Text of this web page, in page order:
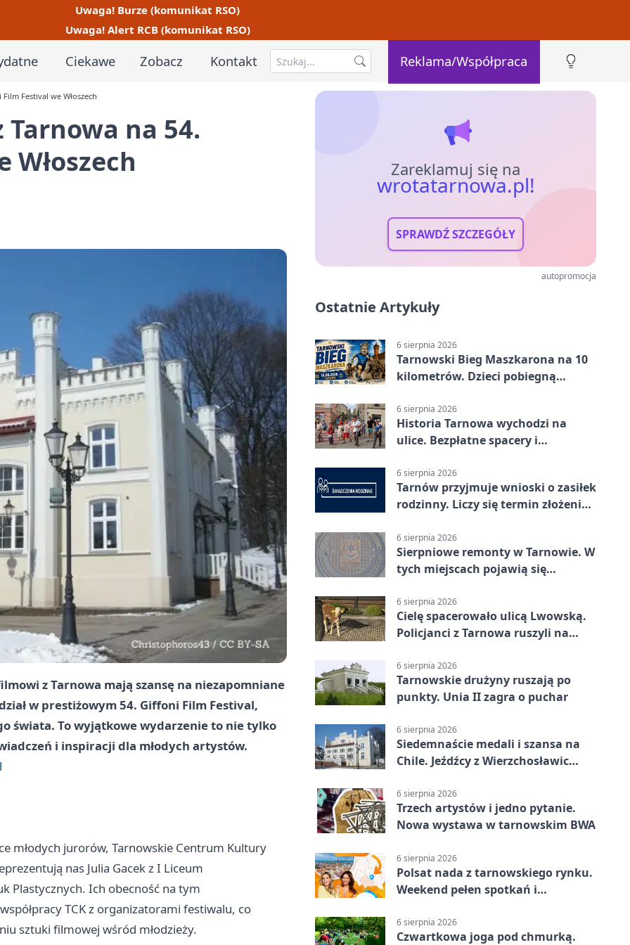
Uwaga! Burze (komunikat RSO)
Uwaga! Alert RCB (komunikat RSO)
Ciekawe Zobacz Kontakt Reklama/Współpraca
Festival we Włoszech
Tarnowa na 54.
z Tarnowa mają szansę na niezapomniane
w prestiżowym 54. Giffoni Film Festival,
świata. To wyjątkowe wydarzenie to nie tylko
i inspiracji dla młodych artystów.
młodych jurorów, Tarnowskie Centrum Kultury
nas Julia Gacek z I Liceum
Plastycznych. Ich obecność na tym
TCK z organizatorami festiwalu, co
sztuki filmowej wśród młodzieży.
Zareklamuj się na
wrotatarnowa.pl!
SPRAWDŹ SZCZEGÓŁY
autopromocja
Ostatnie Artykuły
6 sierpnia 2026
Tarnowski Bieg Maszkarona na 10
kilometrów. Dzieci pobiegną
6 sierpnia 2026
Historia Tarnowa wychodzi na
ulice. Bezpłatne spacery i
6 sierpnia 2026
Tarnów przyjmuje wnioski o zasiłek
rodzinny. Liczy się termin złożenia
6 sierpnia 2026
Sierpniowe remonty w Tarnowie. W
tych miejscach pojawią się
6 sierpnia 2026
Cielę spacerowało ulicą Lwowską.
Policjanci z Tarnowa ruszyli na
6 sierpnia 2026
Tarnowskie drużyny ruszają po
punkty. Unia II zagra o puchar
6 sierpnia 2026
Siedemnaście medali i szansa na
Chile. Jeźdźcy z Wierzchosławic
6 sierpnia 2026
Trzech artystów i jedno pytanie.
Nowa wystawa w tarnowskim BWA
6 sierpnia 2026
Polsat nada z tarnowskiego rynku.
Weekend pełen spotkań i
6 sierpnia 2026
Czwartkowa joga pod chmurką.